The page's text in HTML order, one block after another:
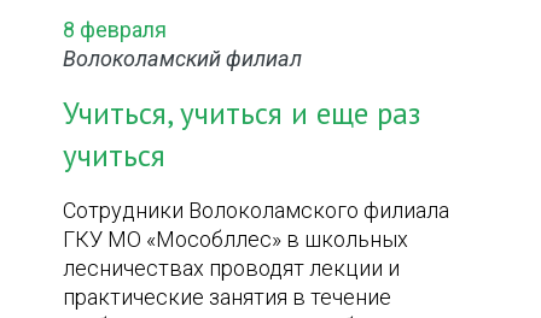
8 февраля
Волоколамский филиал
Учиться, учиться и еще раз
учиться
Сотрудники Волоколамского филиала
ГКУ МО «Мособллес» в школьных
лесничествах проводят лекции и
практические занятия в течение